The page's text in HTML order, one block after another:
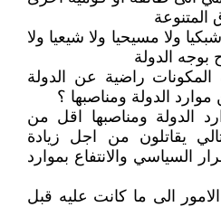
ولا مسيحيا ولا شيعيا ولا
بوجه الدولة
راضية عن الدولة
الدولة ومناصبها ؟
الدولة ومناصبها اقل من
يقاتلون من اجل زيادة
السياسي والانتفاع بموارد
الى ما كانت عليه قبل